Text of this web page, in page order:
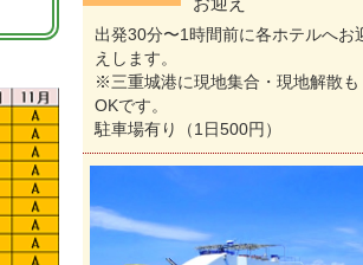
出発30分〜1時間前に各ホテルへお
えします。
※三重城港に現地集合・現地解散も
OKです。
駐車場有り（1日500円）